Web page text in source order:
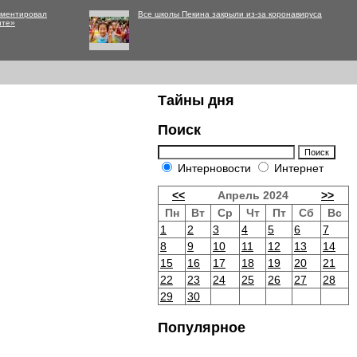
Все школы Пекина закрыли из-за коронавируса
Тайны дня
Поиск
Интерновости Интернет
<< Апрель 2024
>>
Пн
Вт Ср Чт Пт Сб
Вс
1
2 3 4 5 6
7
8
9 10 11 12 13
14
15
16 17 18 19 20
21
22
23 24 25 26 27
28
29
30
Популярное